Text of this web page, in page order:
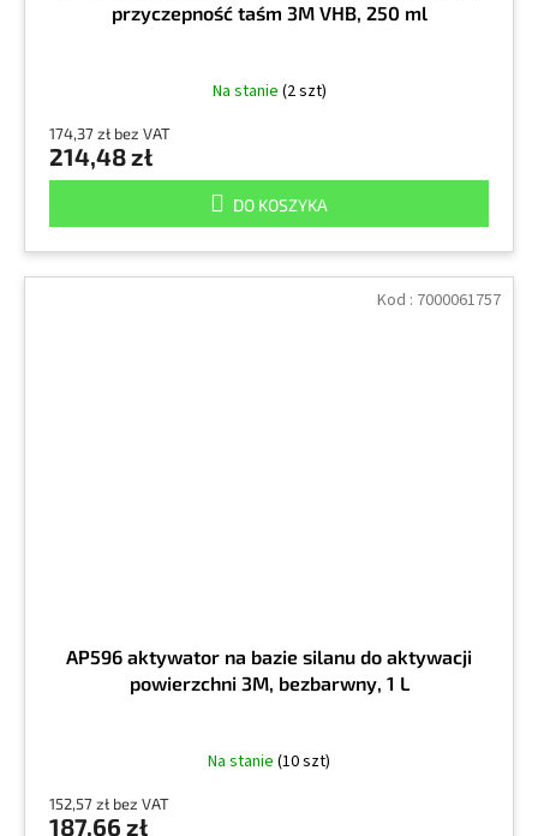
przyczepność taśm 3M VHB, 250 ml
Na stanie (2 szt)
174,37 zł bez VAT
214,48 zł
DO KOSZYKA
AP596 aktywator na bazie silanu do aktywacji
powierzchni 3M, bezbarwny, 1 L
Na stanie (10 szt)
152,57 zł bez VAT
187,66 zł
Kod : 7000061757